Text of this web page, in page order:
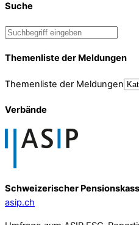
Suche
Themenliste der Meldungen
Themenliste der Meldungen
Verbände
Schweizerischer
asip.ch